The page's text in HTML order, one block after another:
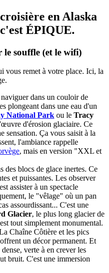
en Alaska
ÉPIQUE.
le souffle (et le wifi)
vous remet à votre place. Ici, la
dans un couloir de
plongeant dans une eau d'un
National Park ou le Tracy
d'érosion glaciaire. Ce
sensation. Ça vous saisit à la
l'ambiance rappelle
, mais en version "XXL et
des blocs de glace inertes. Ce
et puissantes. Les observer
assister à un spectacle
le "vêlage" où un pan
assourdissant... C'est une
Glacier, le plus long glacier de
tout simplement monumental.
Chaîne Côtière et les pics
un décor permanent. Et
verte à en crever les
bruit. C'est une immersion